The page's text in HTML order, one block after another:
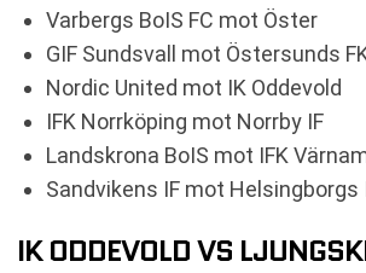
Varbergs BoIS FC mot Öster
GIF Sundsvall mot Östersunds
Nordic United mot IK Oddevold
IFK Norrköping mot Norrby IF
Landskrona BoIS mot IFK
Sandvikens IF mot Helsingborgs
IK ODDEVOLD VS